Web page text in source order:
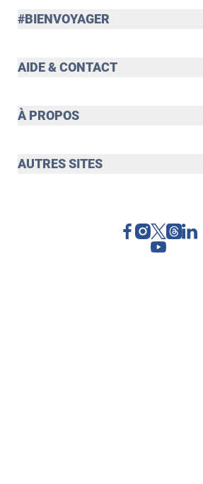
#BIENVOYAGER
AIDE & CONTACT
À PROPOS
AUTRES SITES